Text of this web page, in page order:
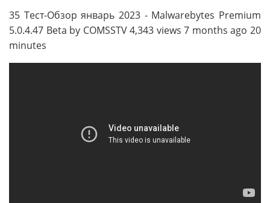
35 Тест-Обзор январь 2023 - Malwarebytes Premium
5.0.4.47 Beta by COMSSTV 4,343 views 7 months ago 20
minutes